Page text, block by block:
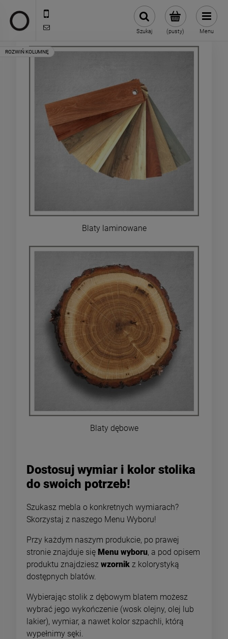
(pusty)
Szukaj Menu
INDUSTRIALNY STOLIK
POMOCNIK Z SZAFKĄ -
SMART
737,55 zł
ROZKŁADANY
INDUSTRIALNY STÓŁ
JADALNIANY NA
Blaty laminowane
Blaty dębowe
Dostosuj wymiar i kolor stolika
do swoich potrzeb!
Szukasz mebla o konkretnych wymiarach?
Skorzystaj z naszego Menu Wyboru!
Przy każdym naszym produkcie, po prawej
stronie znajduje się Menu wyboru, a pod opisem
produktu znajdziesz wzornik z kolorystyką
dostępnych blatów.
Wybierając stolik z dębowym blatem możesz
wybrać jego wykończenie (wosk olejny, olej lub
lakier), wymiar, a nawet kolor szpachli, którą
wypełnimy sęki.